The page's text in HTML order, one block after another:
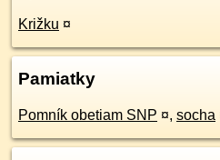
Križku ¤
Pamiatky
Pomník obetiam SNP ¤, socha